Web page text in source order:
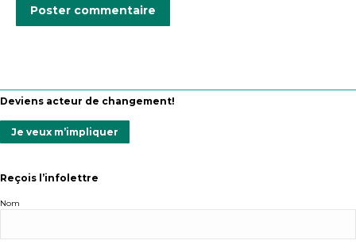
Poster commentaire
Deviens acteur de changement!
Je veux m’impliquer
Reçois l’infolettre
Nom